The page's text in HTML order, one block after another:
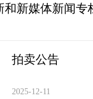
和新媒体新闻专
拍卖公告
2025-12-11